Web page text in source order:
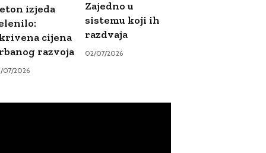
izjeda
cijena
razvoja
07/2026
Zajedno u
sistemu koji ih
razdvaja
02/07/2026